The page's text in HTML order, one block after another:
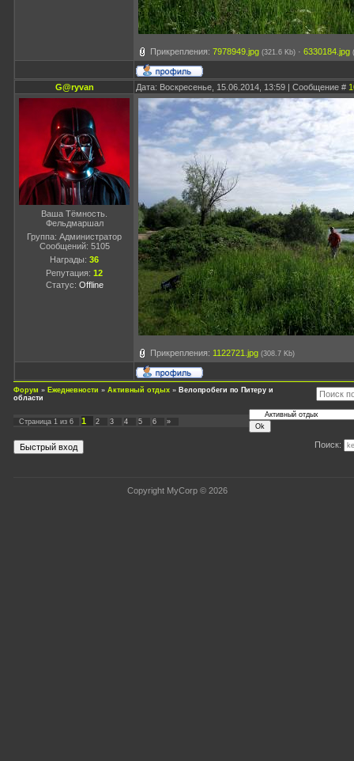
Прикрепления: 7978949.jpg (321.6 Kb) · 6330184.jpg
G@ryvan Дата: Воскресенье, 15.06.2014, 13:59 | Сообщение #
Ваша Тёмность.
Фельдмаршал
Группа: Администратор
Сообщений: 5105
Награды: 36
Репутация: 12
Статус: Offline
Прикрепления: 1122721.jpg (308.7 Kb)
Форум » Ежедневности » Активный отдых » Велопробеги по Питеру и
области
Страница 1 из 6 1 2 3 4 5 6 »
Поиск:
Copyright MyCorp © 2026